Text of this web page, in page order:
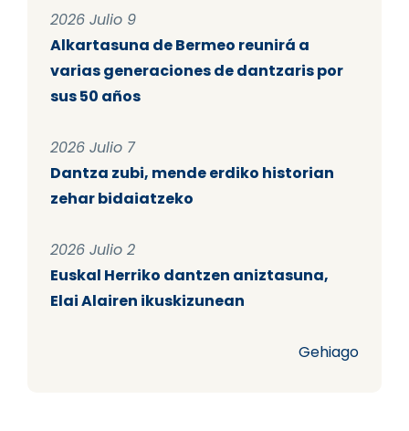
2026 Julio 9
Alkartasuna de Bermeo reunirá a
varias generaciones de dantzaris por
sus 50 años
2026 Julio 7
Dantza zubi, mende erdiko historian
zehar bidaiatzeko
2026 Julio 2
Euskal Herriko dantzen aniztasuna,
Elai Alairen ikuskizunean
Gehiago